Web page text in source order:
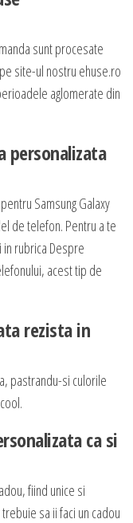
sunt procesate
site-ul nostru ehuse.ro
aglomerate din
personalizata
Samsung Galaxy
de telefon. Pentru a te
rubrica Despre
acest tip de
rezista in
pastrandu-si culorile
ca si
fiind unice si
sa ii faci un cadou